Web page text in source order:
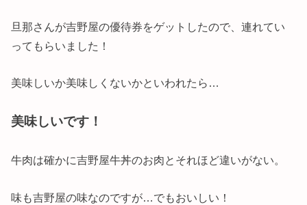
旦那さんが吉野屋の優待券をゲットしたので、連れてい
ってもらいました！
美味しいか美味しくないかといわれたら…
美味しいです！
牛肉は確かに吉野屋牛丼のお肉とそれほど違いがない。
味も吉野屋の味なのですが…でもおいしい！